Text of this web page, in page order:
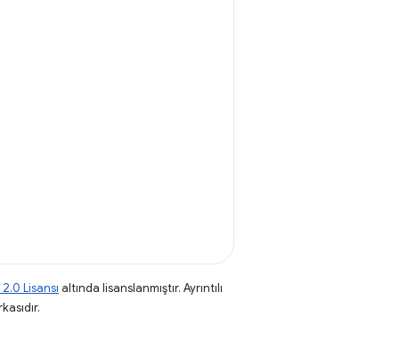
Lisansı altında lisanslanmıştır. Ayrıntılı